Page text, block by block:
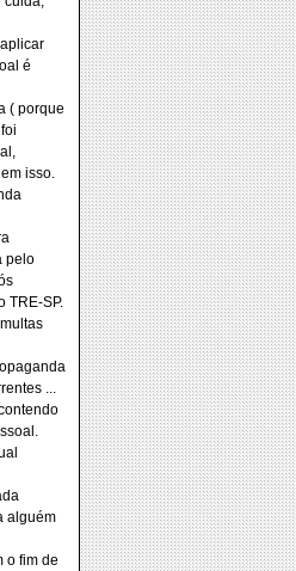
é
( porque
isso.
pelo
TRE-SP.
...
alguém
o fim de